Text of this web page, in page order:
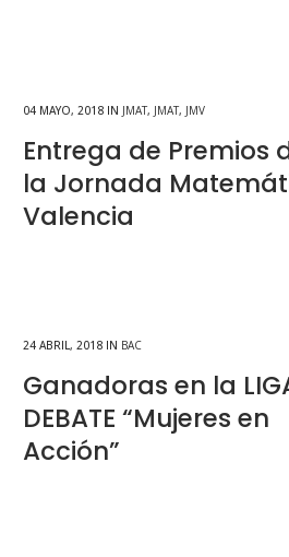
04 MAYO, 2018 IN JMAT, JMAT, JMV
Entrega de Premios
la Jornada
Valencia
24 ABRIL, 2018 IN BAC
Ganadoras en la
DEBATE “Mujeres en
Acción”